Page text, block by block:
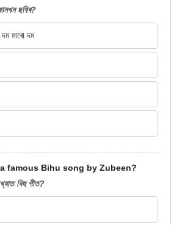
ছবিৰ?
মাৰো দম
famous Bihu song by Zubeen?
বিহু গীত?